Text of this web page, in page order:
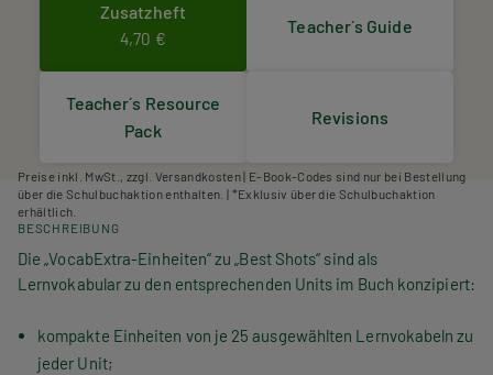
Zusatzheft
4,70 €
Teacher´s Guide
Teacher´s Resource
Pack
Revisions
Preise inkl. MwSt., zzgl. Versandkosten | E-Book-Codes sind nur bei Bestellung
über die Schulbuchaktion enthalten. | *Exklusiv über die Schulbuchaktion
erhältlich.
BESCHREIBUNG
Die „VocabExtra-Einheiten“ zu „Best Shots“ sind als
Lernvokabular zu den entsprechenden Units im Buch konzipiert:
kompakte Einheiten von je 25 ausgewählten Lernvokabeln zu
jeder Unit;